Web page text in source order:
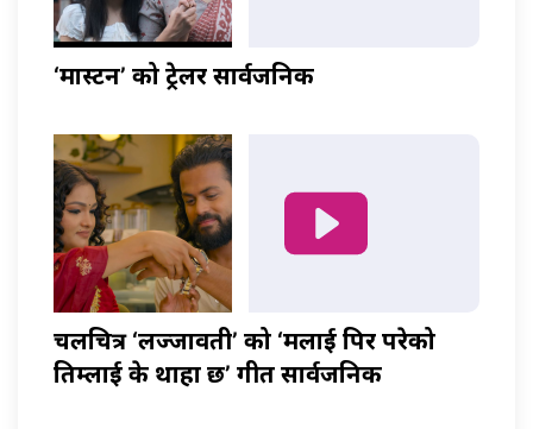
‘मास्टर्नी’ को ट्रेलर सार्वजनिक
चलचित्र ‘लज्जावती’ को ‘मलाई पिर परेको
तिम्लाई के थाहा छ’ गीत सार्वजनिक